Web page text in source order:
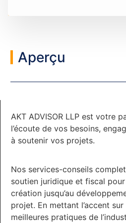
Aperçu
AKT ADVISOR LLP est votre
l’écoute de vos besoins,
à soutenir vos projets.
Nos services-conseils
soutien juridique et fiscal
création jusqu’au
projet. En mettant l’accent
meilleures pratiques de